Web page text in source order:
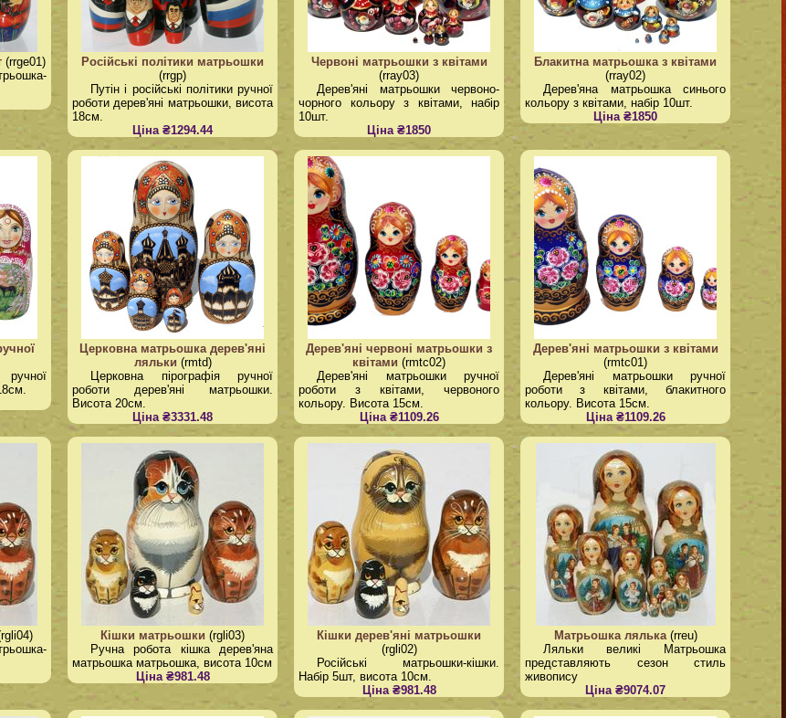
(rrge01)
Російські політики матрьошки
(rrgp)
Путін і російські політики ручної
роботи дерев'яні матрьошки, висота
18см.
Ціна ₴1294.44
Червоні матрьошки з квітами
(rray03)
Дерев'яні матрьошки червоно-
чорного кольору з квітами, набір
10шт.
Ціна ₴1850
Блакитна матрьошка з квітами
(rray02)
Дерев'яна матрьошка синього
кольору з квітами, набір 10шт.
Ціна ₴1850
Церковна матрьошка дерев'яні
ляльки (rmtd)
Церковна пірографія ручної
роботи дерев'яні матрьошки.
Висота 20см.
Ціна ₴3331.48
Дерев'яні червоні матрьошки з
квітами (rmtc02)
Дерев'яні матрьошки ручної
роботи з квітами, червоного
кольору. Висота 15см.
Ціна ₴1109.26
Дерев'яні матрьошки з квітами
(rmtc01)
Дерев'яні матрьошки ручної
роботи з квітами, блакитного
кольору. Висота 15см.
Ціна ₴1109.26
Кішки матрьошки (rgli03)
Ручна робота кішка дерев'яна
матрьошка матрьошка, висота 10см
Ціна ₴981.48
Кішки дерев'яні матрьошки
(rgli02)
Російські матрьошки-кішки.
Набір 5шт, висота 10см.
Ціна ₴981.48
Матрьошка лялька(rreu)
Ляльки великі Матрьошка
представляють сезон стиль
живопису
Ціна ₴9074.07